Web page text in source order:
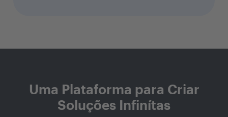
Uma Plataforma para Criar
Soluções Infinítas